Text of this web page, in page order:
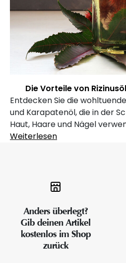
Die Vorteile von
Entdecken Sie die
und Karapatenöl, die in der
Haut, Haare und Nägel
Weiterlesen
Anders überlegt?
Gib deinen Artikel
kostenlos im Shop
zurück